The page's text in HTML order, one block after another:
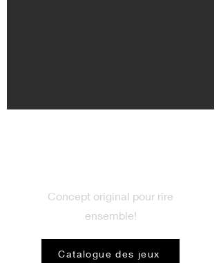
Concept original pour rire
ensemble!
Catalogue des jeux